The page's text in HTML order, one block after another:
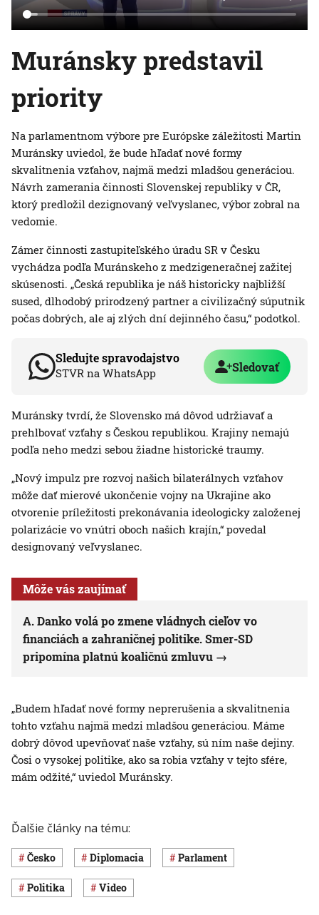
Muránsky predstavil
priority
Na parlamentnom výbore pre Európske záležitosti Martin
Muránsky uviedol, že bude hľadať nové formy
skvalitnenia vzťahov, najmä medzi mladšou generáciou.
Návrh zamerania činnosti Slovenskej republiky v ČR,
ktorý predložil dezignovaný veľvyslanec, výbor zobral na
vedomie.
Zámer činnosti zastupiteľského úradu SR v Česku
vychádza podľa Muránskeho z medzigeneračnej zažitej
skúsenosti. „Česká republika je náš historicky najbližší
sused, dlhodobý prirodzený partner a civilizačný súputnik
počas dobrých, ale aj zlých dní dejinného času,“ podotkol.
Sledujte spravodajstvo
STVR na WhatsApp Sledovať
Muránsky tvrdí, že Slovensko má dôvod udržiavať a
prehlbovať vzťahy s Českou republikou. Krajiny nemajú
podľa neho medzi sebou žiadne historické traumy.
„Nový impulz pre rozvoj našich bilaterálnych vzťahov
môže dať mierové ukončenie vojny na Ukrajine ako
otvorenie príležitosti prekonávania ideologicky založenej
polarizácie vo vnútri oboch našich krajín,“ povedal
designovaný veľvyslanec.
Môže vás zaujímať
A. Danko volá po zmene vládnych cieľov vo
financiách a zahraničnej politike. Smer-SD
pripomína platnú koaličnú zmluvu
„Budem hľadať nové formy neprerušenia a skvalitnenia
tohto vzťahu najmä medzi mladšou generáciou. Máme
dobrý dôvod upevňovať naše vzťahy, sú ním naše dejiny.
Čosi o vysokej politike, ako sa robia vzťahy v tejto sfére,
mám odžité,“ uviedol Muránsky.
Ďalšie články na tému:
Česko diplomacia Parlament
Politika Video